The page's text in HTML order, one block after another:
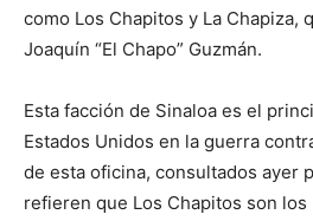
como Los Chapitos y La Chapiza,
Joaquín “El Chapo” Guzmán.
Esta facción de Sinaloa es el
Estados Unidos en la guerra
de esta oficina, consultados ayer
refieren que Los Chapitos son